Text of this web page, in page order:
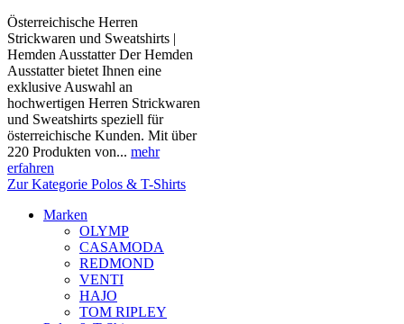
Österreichische Herren
Strickwaren und Sweatshirts |
Hemden Ausstatter Der Hemden
Ausstatter bietet Ihnen eine
exklusive Auswahl an
hochwertigen Herren Strickwaren
und Sweatshirts speziell für
österreichische Kunden. Mit über
220 Produkten von... mehr
erfahren
Zur Kategorie Polos & T-Shirts
Marken
OLYMP
CASAMODA
REDMOND
VENTI
HAJO
TOM RIPLEY